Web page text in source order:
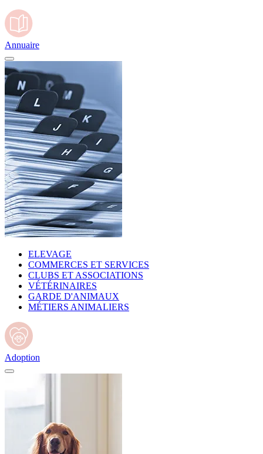
Annuaire
ELEVAGE
COMMERCES ET SERVICES
CLUBS ET ASSOCIATIONS
VÉTÉRINAIRES
GARDE D'ANIMAUX
MÉTIERS ANIMALIERS
Adoption